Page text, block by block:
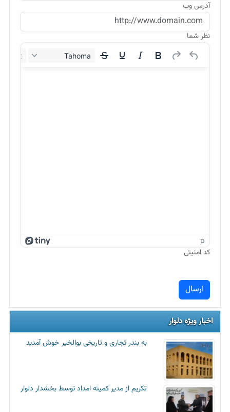
آدرس وب
نظر شما
Tahoma
12px
p
کد امنیتی
اخبار ویژه دلوار
به بندر تجاری و تاریخی بوالخیر خوش آمدید
تکریم از مدیر کمیته امداد توسط بخشدار دلوار